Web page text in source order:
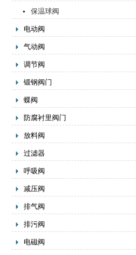
保温球阀
电动阀
气动阀
调节阀
锻钢阀门
蝶阀
防腐衬里阀门
放料阀
过滤器
呼吸阀
减压阀
排气阀
排污阀
电磁阀